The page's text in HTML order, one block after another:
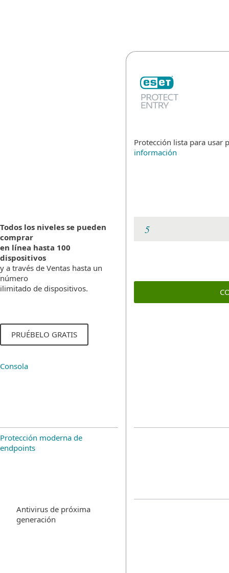
Protección lista para
información
Todos los niveles se pueden
comprar
en línea hasta 100
dispositivos
y a través de Ventas hasta un
número
ilimitado de dispositivos.
PRUÉBELO GRATIS
Consola
Protección moderna de
endpoints
Antivirus de próxima
generación